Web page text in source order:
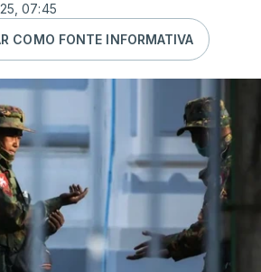
07:45
COMO FONTE INFORMATIVA